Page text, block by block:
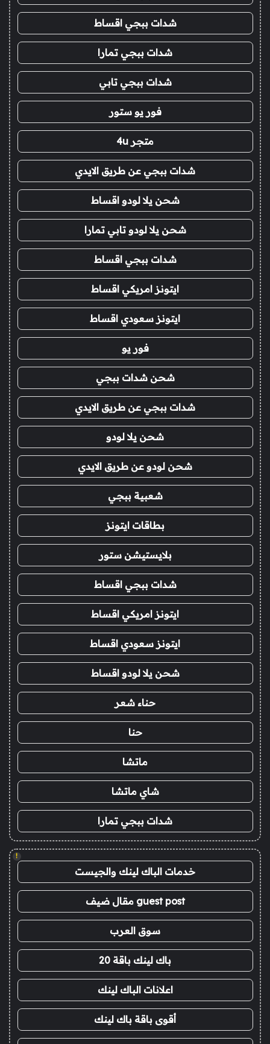
شدات ببجي اقساط
شدات ببجي تمارا
شدات ببجي تابي
فور يو ستور
متجر 4u
شدات ببجي عن طريق الايدي
شحن يلا لودو اقساط
شحن يلا لودو تابي تمارا
شدات ببجي اقساط
ايتونز امريكي اقساط
ايتونز سعودي اقساط
فور يو
شحن شدات ببجي
شدات ببجي عن طريق الايدي
شحن يلا لودو
شحن لودو عن طريق الايدي
شعبية ببجي
بطاقات ايتونز
بلايستيشن ستور
شدات ببجي اقساط
ايتونز امريكي اقساط
ايتونز سعودي اقساط
شحن يلا لودو اقساط
حناء شعر
حنا
ماتشا
شاي ماتشا
شدات ببجي تمارا
!
خدمات الباك لينك والجيست
guest post مقال ضيف
سوق العرب
باك لينك باقة 20
اعلانات الباك لينك
أقوى باقة باك لينك